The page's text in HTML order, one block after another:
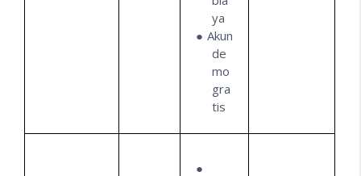
ya
Akun
de
mo
gra
tis